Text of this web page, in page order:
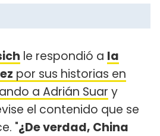
le respondió a la
por sus historias en
a Adrián Suar y
el contenido que se
"¿De verdad, China